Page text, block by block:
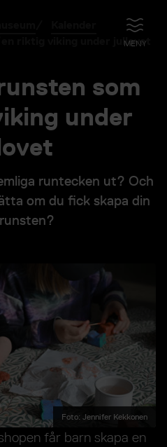
ÖPPNA
MENY
riktig viking under jullovet
som
under
runtecken ut? Och
om du fick skapa din
Foto: Jennifer Kekkonen
får barn skapa en